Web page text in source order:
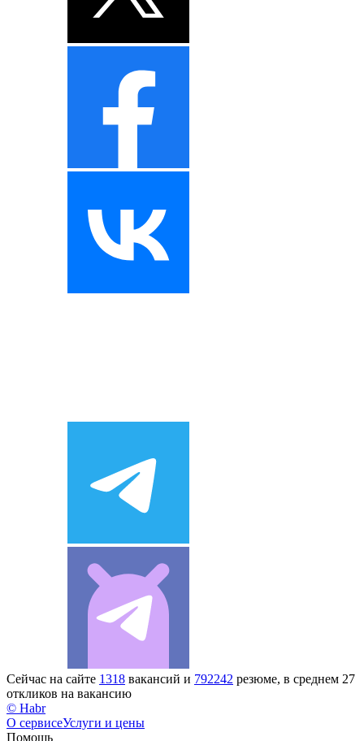
Сейчас на сайте 1318 вакансий и 792242 резюме, в среднем 27
откликов на вакансию
© Habr
О сервисеУслуги и цены
Помощь